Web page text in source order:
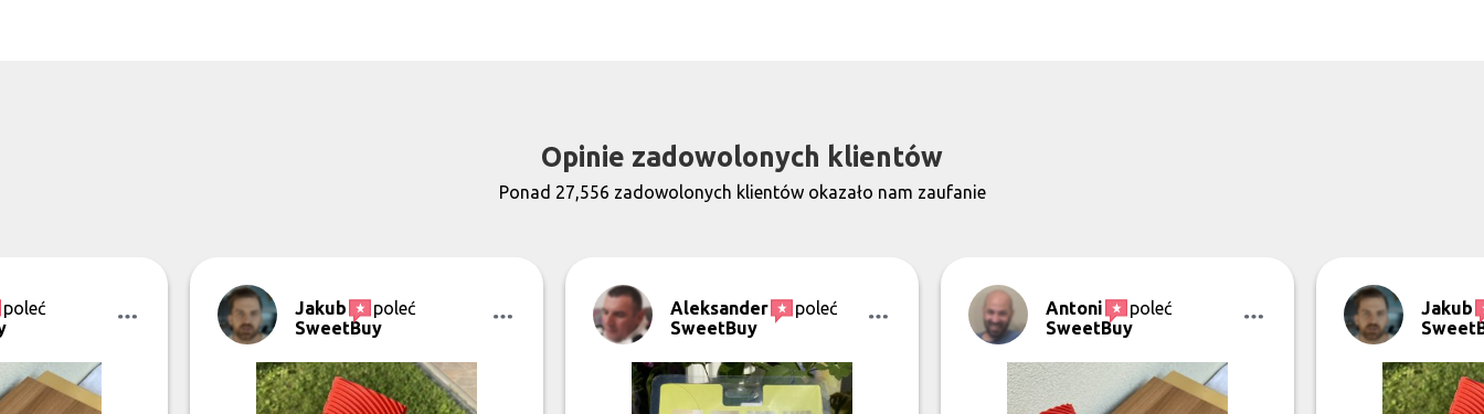
Opinie zadowolonych klientów
Ponad 27,556 zadowolonych klientów okazało nam zaufanie
poleć
Jakub
poleć
SweetBuy
Aleksander
poleć
SweetBuy
Antoni
poleć
SweetBuy
Jakub